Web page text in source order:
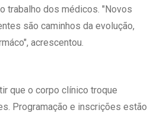
trabalho dos médicos. "Novos
são caminhos da evolução,
acrescentou.
que o corpo clínico troque
Programação e inscrições estão